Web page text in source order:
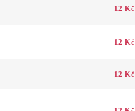
12 Kč
12 Kč
12 Kč